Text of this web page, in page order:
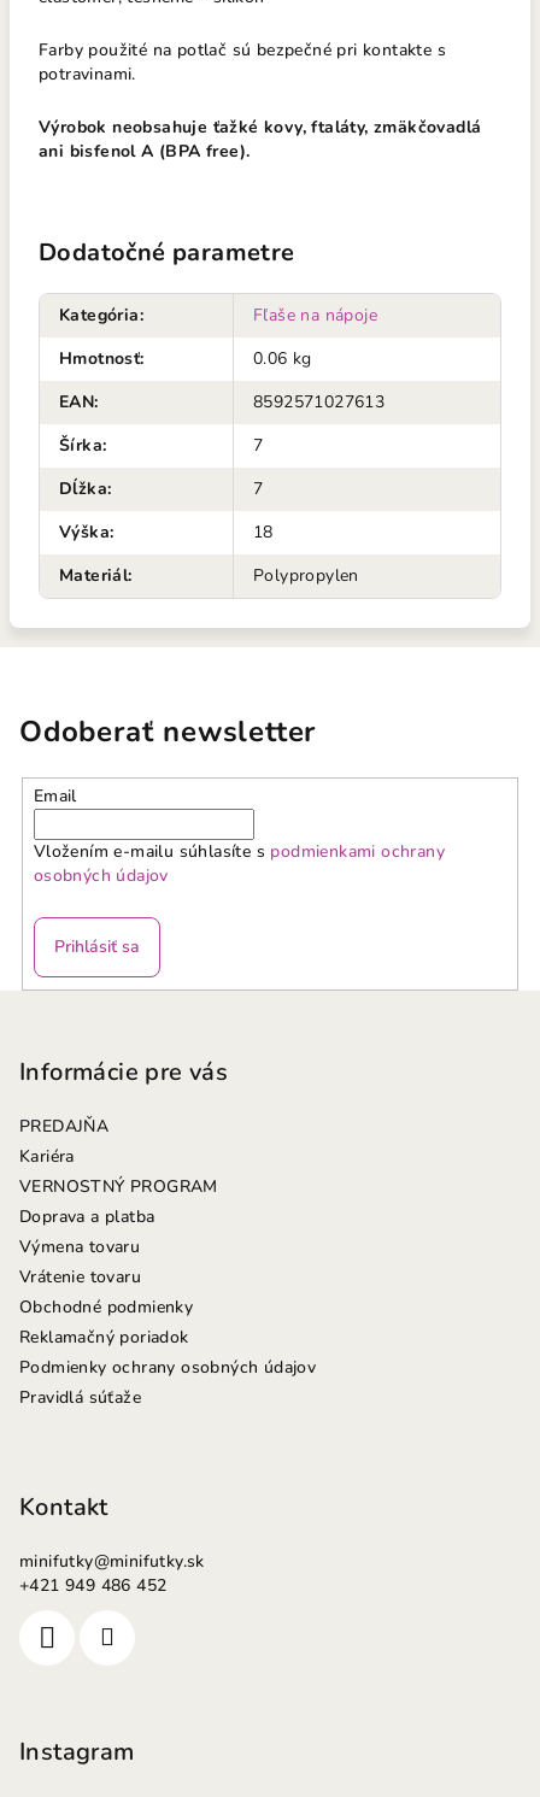
Farby použité na potlač sú bezpečné pri kontakte s
potravinami.
Výrobok neobsahuje ťažké kovy, ftaláty, zmäkčovadlá
ani bisfenol A (BPA free).
Dodatočné parametre
Kategória:
Fľaše na nápoje
Hmotnosť:
0.06 kg
EAN:
8592571027613
Šírka:
7
Dĺžka:
7
Výška:
18
Materiál: Polypropylen
Odoberať newsletter
Email
Vložením e-mailu súhlasíte s podmienkami ochrany
osobných údajov
Prihlásiť sa
Informácie pre vás
PREDAJŇA
Kariéra
VERNOSTNÝ PROGRAM
Doprava a platba
Výmena tovaru
Vrátenie tovaru
Obchodné podmienky
Reklamačný poriadok
Podmienky ochrany osobných údajov
Pravidlá súťaže
Kontakt
minifutky@minifutky.sk
+421 949 486 452
Instagram